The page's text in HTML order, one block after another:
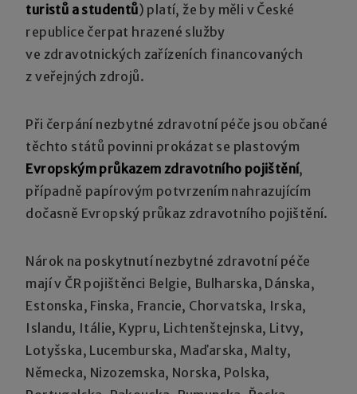
turistů a studentů) platí, že by měli v České
republice čerpat hrazené služby
ve zdravotnických zařízeních financovaných
z veřejných zdrojů.
Při čerpání nezbytné zdravotní péče jsou občané
těchto států povinni prokázat se plastovým
Evropským průkazem zdravotního pojištění,
případně papírovým potvrzením nahrazujícím
dočasně Evropský průkaz zdravotního pojištění.
Nárok na poskytnutí nezbytné zdravotní péče
mají v ČR pojištěnci Belgie, Bulharska, Dánska,
Estonska, Finska, Francie, Chorvatska, Irska,
Islandu, Itálie, Kypru, Lichtenštejnska, Litvy,
Lotyšska, Lucemburska, Maďarska, Malty,
Německa, Nizozemska, Norska, Polska,